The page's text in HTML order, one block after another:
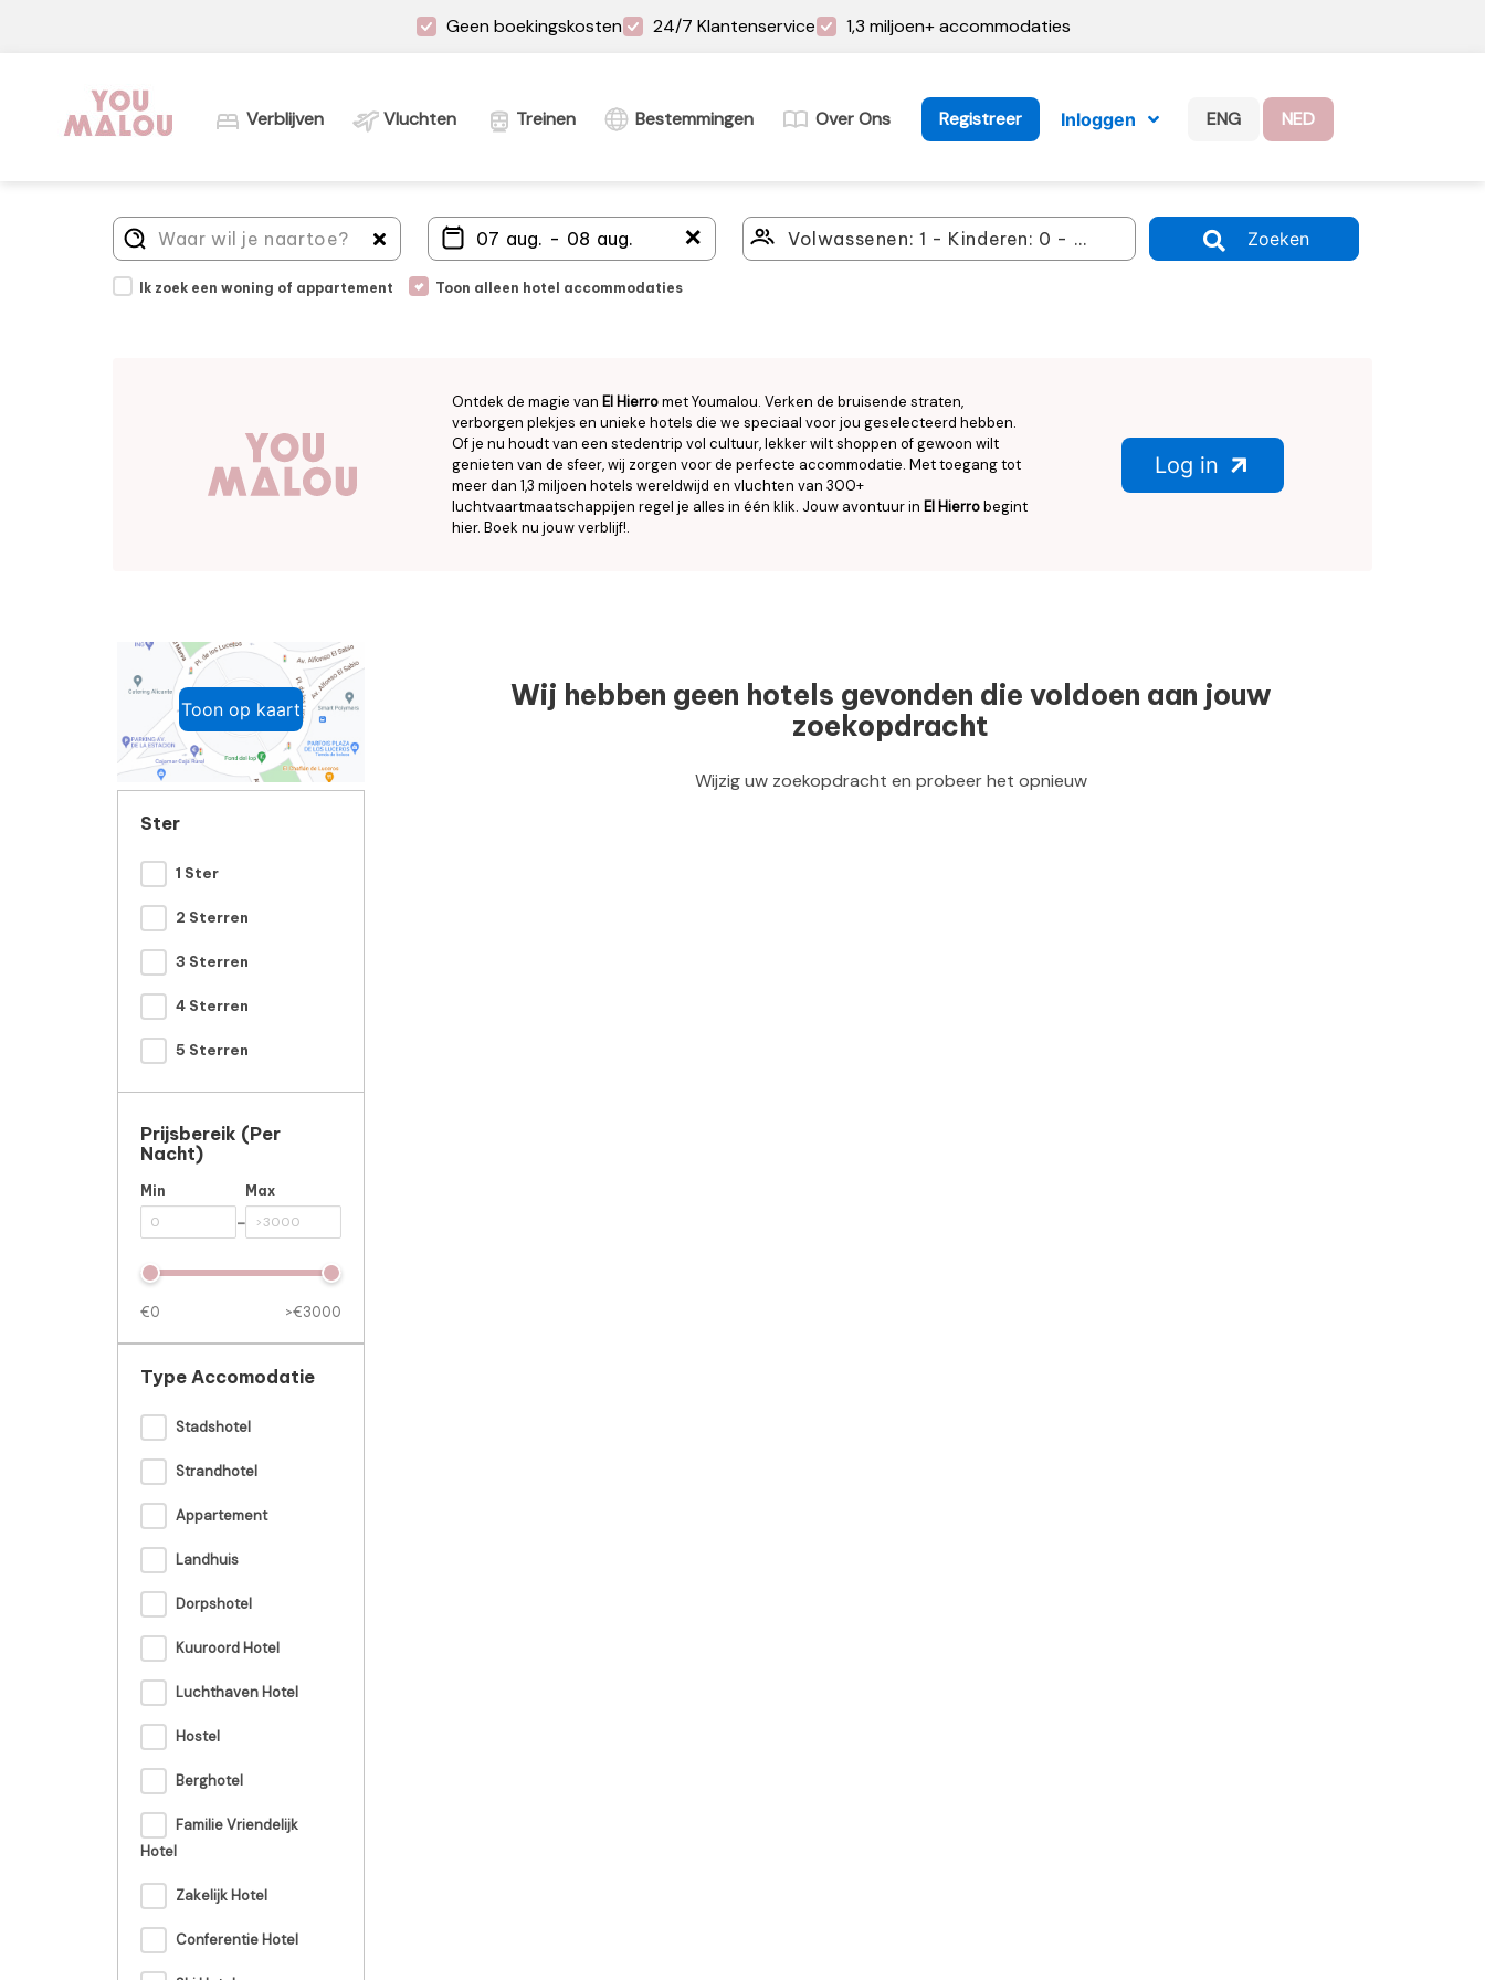
Geen boekingskosten 24/7 Klantenservice 1,3 miljoen+ accommodaties
Verblijven Vluchten Treinen Bestemmingen Over Ons Registreer Inloggen ENG NED
＋ Zoeken
Ik zoek een woning of appartement Toon alleen hotel accommodaties
Ontdek de magie van El Hierromet Youmalou. Verken de bruisende straten,
verborgen plekjes en unieke hotels die we speciaal voor jou geselecteerd hebben.
Of je nu houdt van een stedentrip vol cultuur, lekker wilt shoppen of gewoon wilt
genieten van de sfeer, wij zorgen voor de perfecte accommodatie. Met toegang tot
meer dan 1,3 miljoen hotels wereldwijd en vluchten van 300+
luchtvaartmaatschappijen regel je alles in één klik. Jouw avontuur in El Hierrobegint
hier. Boek nu jouw verblijf!.
Log in
Wij hebben geen hotels gevonden die voldoen aan jouw
zoekopdracht
Wijzig uw zoekopdracht en probeer het opnieuw
Toon op kaart
Ster
1 Ster
2 Sterren
3 Sterren
4 Sterren
5 Sterren
Prijsbereik (per
Nacht)
Min
-
Max
€0 >€3000
Type Accomodatie
Stadshotel
Strandhotel
Appartement
Landhuis
Dorpshotel
Kuuroord Hotel
Luchthaven Hotel
Hostel
Berghotel
Familie Vriendelijk
Hotel
Zakelijk Hotel
Conferentie Hotel